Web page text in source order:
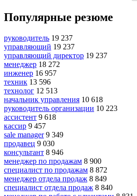
Популярные резюме
руководитель 19 237
управляющий 19 237
управляющий директор 19 237
менеджер 18 272
инженер 16 957
техник 13 596
технолог 12 513
начальник управления 10 618
руководитель организации 10 223
ассистент 9 618
кассир 9 457
sale manager 9 349
продавец 9 030
консультант 8 946
менеджер по продажам 8 900
специалист по продажам 8 872
менеджер отдела продаж 8 849
специалист отдела продаж 8 840